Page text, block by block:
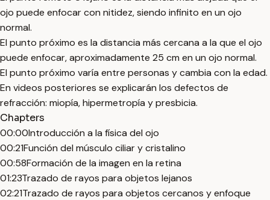
ojo puede enfocar con nitidez, siendo infinito en un ojo
normal.
El punto próximo es la distancia más cercana a la que el ojo
puede enfocar, aproximadamente 25 cm en un ojo normal.
El punto próximo varía entre personas y cambia con la edad.
En videos posteriores se explicarán los defectos de
refracción: miopía, hipermetropía y presbicia.
Chapters
00:00Introducción a la física del ojo
00:21Función del músculo ciliar y cristalino
00:58Formación de la imagen en la retina
01:23Trazado de rayos para objetos lejanos
02:21Trazado de rayos para objetos cercanos y enfoque